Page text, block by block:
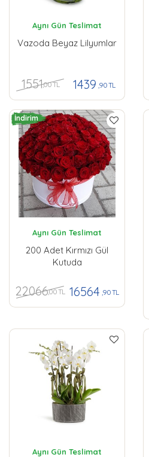
Aynı Gün Teslimat
Vazoda Beyaz Lilyumlar
1551,00 TL 1439 ,90 TL
İndirim
Aynı Gün Teslimat
200 Adet Kırmızı Gül
Kutuda
22066,00 TL 16564 ,90 TL
Aynı Gün Teslimat